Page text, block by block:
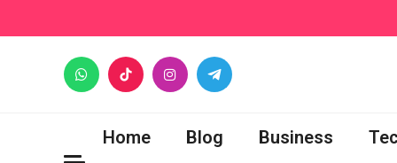
to
Home Blog Business